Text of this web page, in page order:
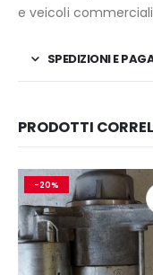
e veicoli
SPEDIZIONI E
PRODOTTI
-20%